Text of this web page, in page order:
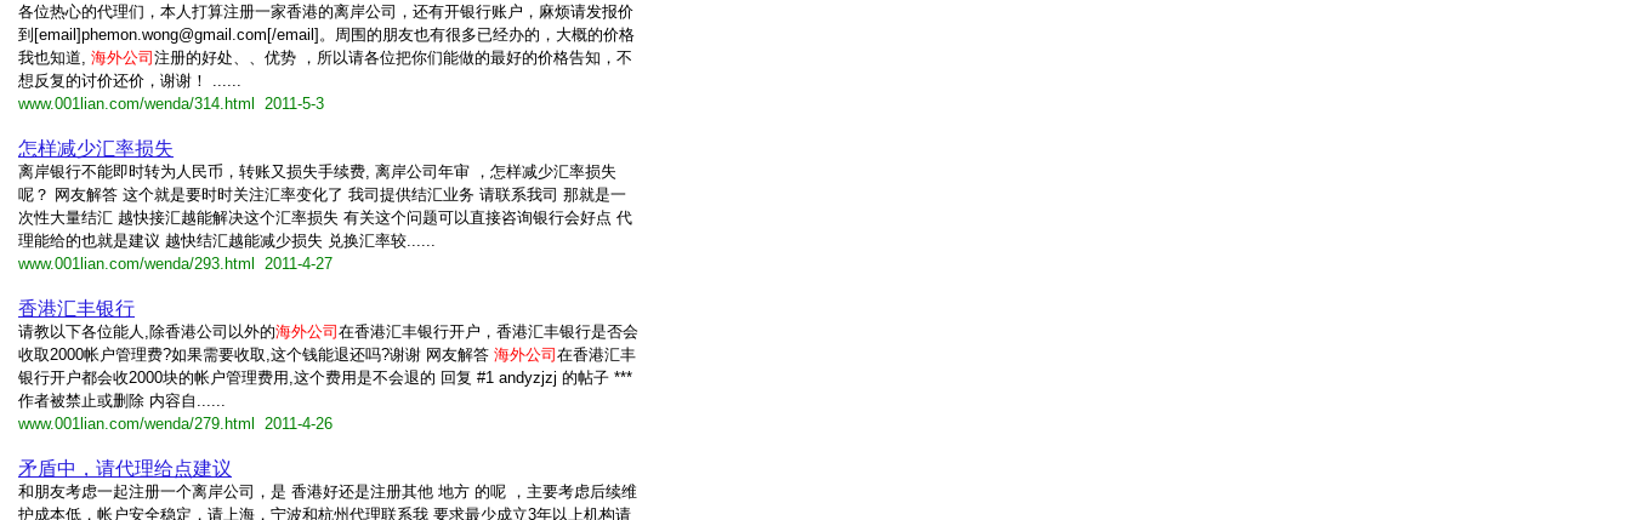
各位热心的代理们，本人打算注册一家香港的离岸公司，还有开银行账户，麻烦请发报价
到[email]phemon.wong@gmail.com [/email]。周围的朋友也有很多已经办的，大概的价格
我也知道, 海外公司 注册的好处、、优势 ，所以请各位把你们能做的最好的价格告知，不
想反复的讨价还价，谢谢！ ......
www.001lian.com/wenda/314.html 2011-5-3
怎样减少汇率损失
离岸银行不能即时转为人民币，转账又损失手续费, 离岸公司年审 ，怎样减少汇率损失
呢？ 网友解答 这个就是要时时关注汇率变化了 我司提供结汇业务 请联系我司 那就是一
次性大量结汇 越快接汇越能解决这个汇率损失 有关这个问题可以直接咨询银行会好点 代
理能给的也就是建议 越快结汇越能减少损失 兑换汇率较......
www.001lian.com/wenda/293.html 2011-4-27
香港汇丰银行
请教以下各位能人,除香港公司以外的海外公司 在香港汇丰银行开户，香港汇丰银行是否会
收取2000帐户管理费?如果需要收取,这个钱能退还吗?谢谢 网友解答 海外公司 在香港汇丰
银行开户都会收2000块的帐户管理费用,这个费用是不会退的 回复 #1 andyzjzj 的帖子 ***
作者被禁止或删除 内容自......
www.001lian.com/wenda/279.html 2011-4-26
矛盾中，请代理给点建议
和朋友考虑一起注册一个离岸公司，是 香港好还是注册其他 地方 的呢 ，主要考虑后续维
护成本低，帐户安全稳定，请上海，宁波和杭州代理联系我 要求最少成立3年以上机构请